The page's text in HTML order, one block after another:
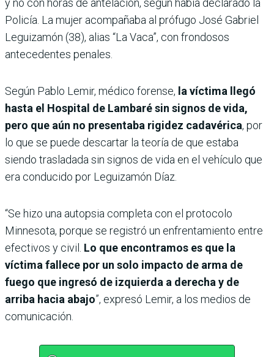
y no con horas de antelación, según había declarado la
Policía. La mujer acompañaba al prófugo José Gabriel
Leguizamón (38), alias “La Vaca”, con frondosos
antecedentes penales.
Según Pablo Lemir, médico forense, la víctima llegó
hasta el Hospital de Lambaré sin signos de vida,
pero que aún no presentaba rigidez cadavérica, por
lo que se puede descartar la teoría de que estaba
siendo trasladada sin signos de vida en el vehículo que
era conducido por Leguizamón Díaz.
“Se hizo una autopsia completa con el protocolo
Minnesota, porque se registró un enfrentamiento entre
efectivos y civil. Lo que encontramos es que la
víctima fallece por un solo impacto de arma de
fuego que ingresó de izquierda a derecha y de
arriba hacia abajo”, expresó Lemir, a los medios de
comunicación.